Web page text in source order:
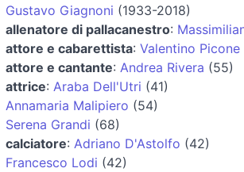
Gustavo Giagnoni (1933-2018)
allenatore di pallacanestro:
attore e cabarettista: Valentino Picone
attore e cantante: Andrea Rivera (55)
attrice: Araba Dell'Utri (41)
Annamaria Malipiero (54)
Serena Grandi (68)
calciatore: Adriano D'Astolfo (42)
Francesco Lodi (42)